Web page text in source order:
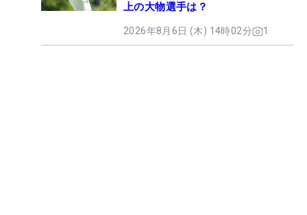
上の大物選手は？
2026年8月6日 (木) 14時02分 1